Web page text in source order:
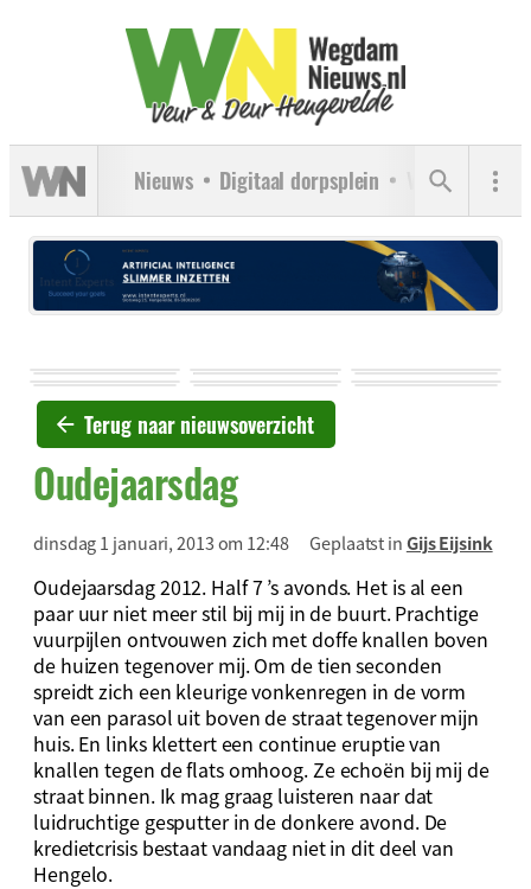
Nieuws Digitaal dorpsplein Verenigingen
Terug naar nieuwsoverzicht
Oudejaarsdag
dinsdag 1 januari, 2013 om 12:48 Geplaatst inGijs Eijsink
Oudejaarsdag 2012. Half 7 ’s avonds. Het is al een
paar uur niet meer stil bij mij in de buurt. Prachtige
vuurpijlen ontvouwen zich met doffe knallen boven
de huizen tegenover mij. Om de tien seconden
spreidt zich een kleurige vonkenregen in de vorm
van een parasol uit boven de straat tegenover mijn
huis. En links klettert een continue eruptie van
knallen tegen de flats omhoog. Ze echoën bij mij de
straat binnen. Ik mag graag luisteren naar dat
luidruchtige gesputter in de donkere avond. De
kredietcrisis bestaat vandaag niet in dit deel van
Hengelo.